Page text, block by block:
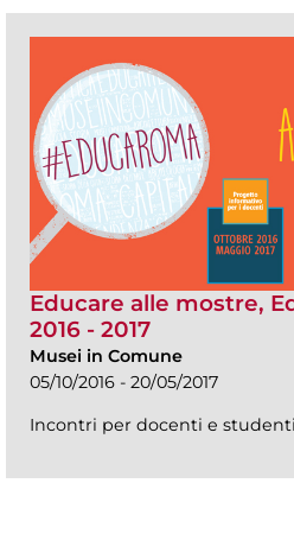
Educare alle mostre,
2016 - 2017
Musei in Comune
05/10/2016 - 20/05/2017
Incontri per docenti e